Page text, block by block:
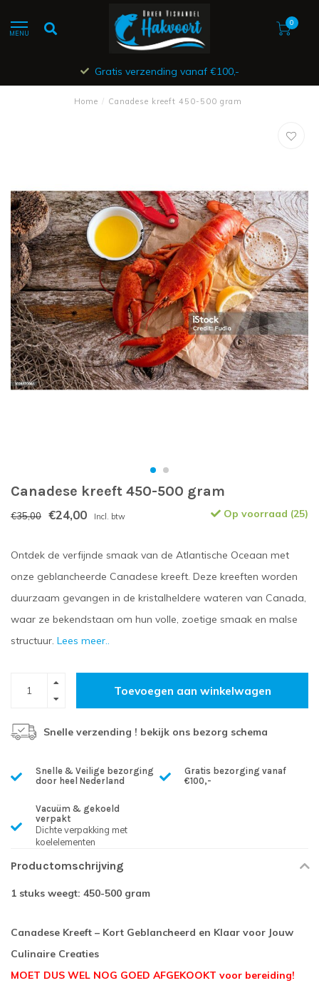
MENU
0
Gratis verzending vanaf €100,-
Home / Canadese kreeft 450-500 gram
Canadese kreeft 450-500 gram
€35,00 €24,00 Incl. btw Op voorraad (25)
Ontdek de verfijnde smaak van de Atlantische Oceaan met
onze geblancheerde Canadese kreeft. Deze kreeften worden
duurzaam gevangen in de kristalheldere wateren van Canada,
waar ze bekendstaan om hun volle, zoetige smaak en malse
structuur. Lees meer..
Toevoegen aan winkelwagen
Snelle verzending ! bekijk ons bezorg schema
Snelle & Veilige bezorging
door heel Nederland
Gratis bezorging vanaf
€100,-
Vacuüm & gekoeld
verpakt
Dichte verpakking met
koelelementen
Productomschrijving
1 stuks weegt: 450-500 gram
Canadese Kreeft – Kort Geblancheerd en Klaar voor Jouw
Culinaire Creaties
MOET DUS WEL NOG GOED AFGEKOOKT voor bereiding!